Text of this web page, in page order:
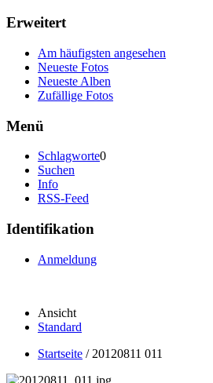
Erweitert
Am häufigsten angesehen
Neueste Fotos
Neueste Alben
Zufällige Fotos
Menü
Schlagworte0
Suchen
Info
RSS-Feed
Identifikation
Anmeldung
Ansicht
Standard
Startseite / 20120811 011